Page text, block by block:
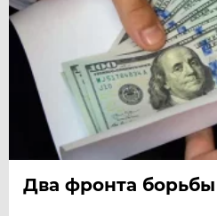
Два фронта борьбы